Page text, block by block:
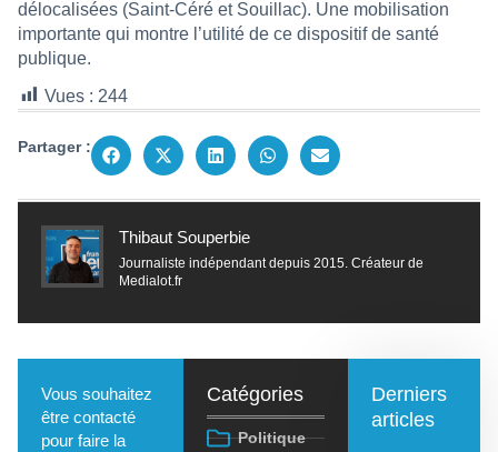
délocalisées (Saint-Céré et Souillac). Une mobilisation
importante qui montre l’utilité de ce dispositif de santé
publique.
Vues : 244
Partager :
Thibaut Souperbie
Journaliste indépendant depuis 2015. Créateur de
Medialot.fr
Vous souhaitez
être contacté
pour faire la
Catégories
Politique
Derniers
articles